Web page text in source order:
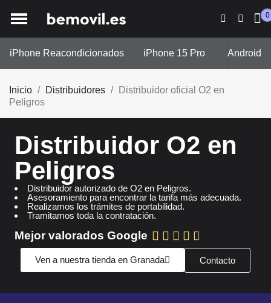
0
iPhone Reacondicionados iPhone 15 Pro iPhone 13
Android
Inicio Distribuidores
Distribuidor oficial O2 en
Peligros
Distribuidor O2 en
Peligros
Distribuidor autorizado de O2 en Peligros.
Asesoramiento para encontrar la tarifa más adecuada.
Realizamos los trámites de portabilidad.
Tramitamos toda la contratación.
Mejor valorados Google     
Ven a nuestra tienda en Granada Contacto